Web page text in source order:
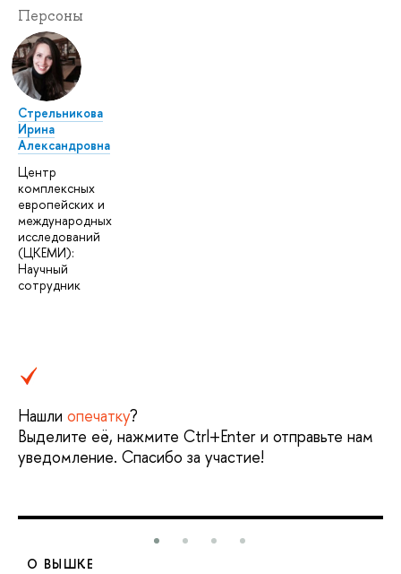
Персоны
Стрельникова
Ирина
Александровна
Центр
комплексных
европейских и
международных
исследований
(ЦКЕМИ):
Научный
сотрудник
Нашли опечатку?
Выделите её, нажмите Ctrl+Enter и отправьте нам
уведомление. Спасибо за участие!
О ВЫШКЕ